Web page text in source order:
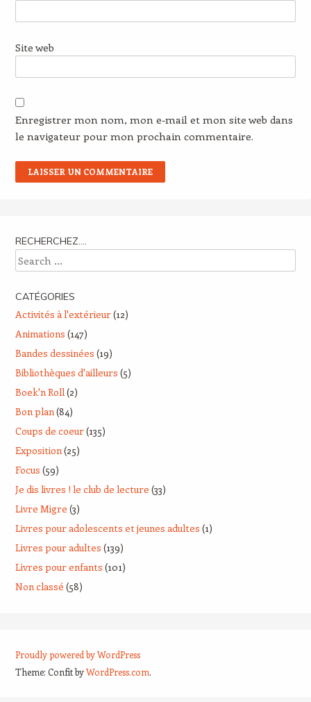
Site web
Enregistrer mon nom, mon e-mail et mon site web dans
le navigateur pour mon prochain commentaire.
RECHERCHEZ….
Search
CATÉGORIES
Activités à l'extérieur(12)
Animations (147)
Bandes dessinées (19)
Bibliothèques d'ailleurs (5)
Boek'n Roll(2)
Bon plan(84)
Coups de coeur(135)
Exposition(25)
Focus (59)
Je dis livres ! le club de lecture (33)
Livre Migre (3)
Livres pour adolescents et jeunes adultes (1)
Livres pour adultes (139)
Livres pour enfants (101)
Non classé (58)
Proudly powered by WordPress
Theme: Confit byWordPress.com.